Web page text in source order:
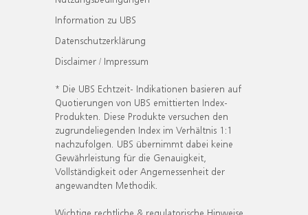
Information zu UBS
Datenschutzerklärung
Disclaimer / Impressum
* Die UBS Echtzeit- Indikationen basieren auf
Quotierungen von UBS emittierten Index-
Produkten. Diese Produkte versuchen den
zugrundeliegenden Index im Verhältnis 1:1
nachzufolgen. UBS übernimmt dabei keine
Gewährleistung für die Genauigkeit,
Vollständigkeit oder Angemessenheit der
angewandten Methodik.